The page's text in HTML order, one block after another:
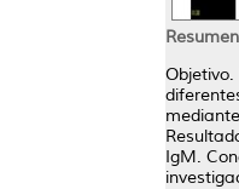
Resumen
IgM.